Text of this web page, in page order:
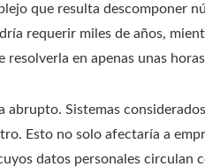
que resulta descomponer
requerir miles de años,
en apenas unas
abrupto. Sistemas
Esto no solo afectaría a
datos personales circulan